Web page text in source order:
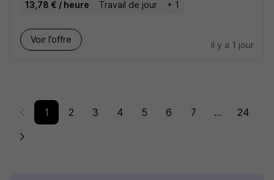
13,78 € / heure
Travail de jour + 1
Voir l’offre
il y a 1 jour
1 2 3 4 5 6 7 ... 24